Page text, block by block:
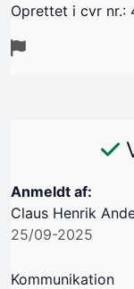
Oprettet i cvr nr.:
Anmeldt af:
Claus Henrik
25/09-2025
Kommunikation